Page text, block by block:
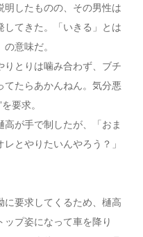
明したものの、その男性は
してきた。「いきる」とは
意味だ。
とりは噛み合わず、ブチ
てたらあかんねん。気分悪
要求。
高が手で制したが、「おま
とやりたいんやろう？」
要求してくるため、樋高
プ姿になって車を降り